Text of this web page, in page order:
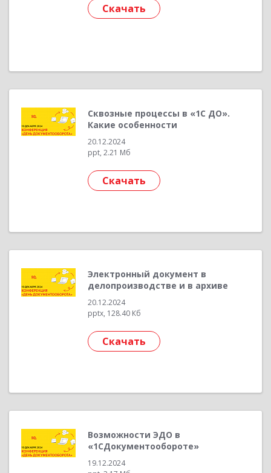
Скачать
Сквозные процессы в «1С ДО».
Какие особенности
20.12.2024
ppt, 2.21 Мб
Скачать
Электронный документ в
делопроизводстве и в архиве
20.12.2024
pptx, 128.40 Кб
Скачать
Возможности ЭДО в
«1СДокументообороте»
19.12.2024